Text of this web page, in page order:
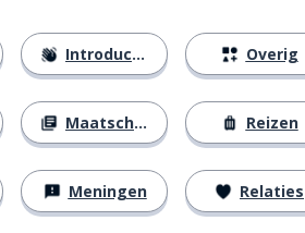
Introducties
Maatschappij
Meningen
Overig
Reizen
Relaties